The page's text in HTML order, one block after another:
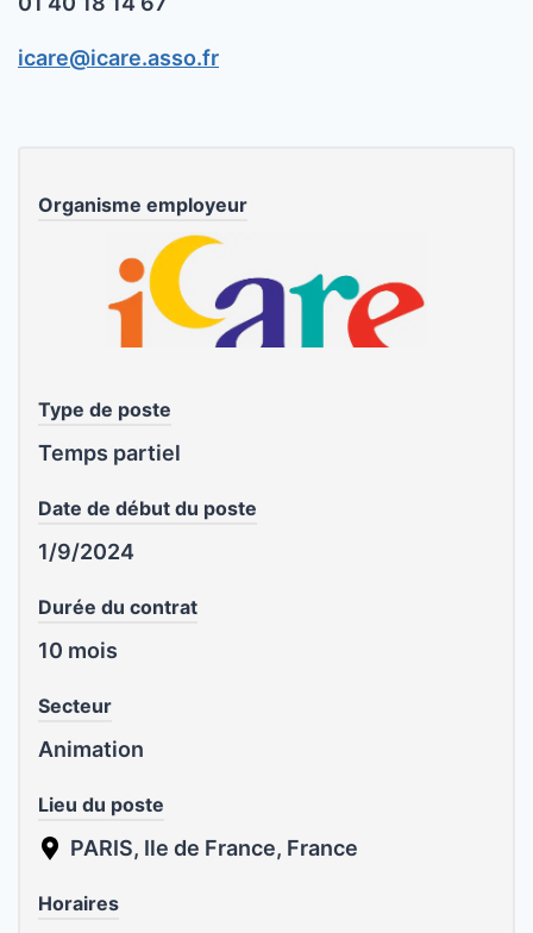
icare@icare.asso.fr
Organisme employeur
Type de poste
Temps partiel
Date de début du poste
1/9/2024
Durée du contrat
10 mois
Secteur
Animation
Lieu du poste
PARIS, Ile de France, France
Horaires